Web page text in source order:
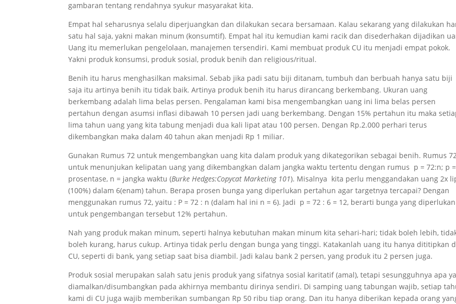
gambaran tentang rendahnya syukur masyarakat kita.
Empat hal seharusnya selalu diperjuangkan dan dilakukan secara bersamaan. Kalau sekarang yang dilakukan
satu hal saja, yakni makan minum (konsumtif). Empat hal itu kemudian kami racik dan disederhakan dijadikan
Uang itu memerlukan pengelolaan, manajemen tersendiri. Kami membuat produk CU itu menjadi empat pokok.
Yakni produk konsumsi, produk sosial, produk benih dan religious/ritual.
Benih itu harus menghasilkan maksimal. Sebab jika padi satu biji ditanam, tumbuh dan berbuah hanya satu biji
saja itu artinya benih itu tidak baik. Artinya produk benih itu harus dirancang berkembang. Ukuran uang
berkembang adalah lima belas persen. Pengalaman kami bisa mengembangkan uang ini lima belas persen
pertahun dengan asumsi inflasi dibawah 10 persen jadi uang berkembang. Dengan 15% pertahun itu maka
lima tahun uang yang kita tabung menjadi dua kali lipat atau 100 persen. Dengan Rp.2.000 perhari terus
dikembangkan maka dalam 40 tahun akan menjadi Rp 1 miliar.
Gunakan Rumus 72 untuk mengembangkan uang kita dalam produk yang dikategorikan sebagai benih. Rumus
untuk menunjukan kelipatan uang yang dikembangkan dalam jangka waktu tertentu dengan rumus p = 72:n; p =
prosentase, n = jangka waktu (Burke Hedges:Copycat Marketing 101). Misalnya kita perlu menggandakan uang 2x
(100%) dalam 6(enam) tahun. Berapa prosen bunga yang diperlukan pertahun agar targetnya tercapai? Dengan
menggunakan rumus 72, yaitu : P = 72 : n (dalam hal ini n = 6). Jadi p = 72 : 6 = 12, berarti bunga yang diperlukan
untuk pengembangan tersebut 12% pertahun.
Nah yang produk makan minum, seperti halnya kebutuhan makan minum kita sehari-hari; tidak boleh lebih,
boleh kurang, harus cukup. Artinya tidak perlu dengan bunga yang tinggi. Katakanlah uang itu hanya dititipkan
CU, seperti di bank, yang setiap saat bisa diambil. Jadi kalau bank 2 persen, yang produk itu 2 persen juga.
Produk sosial merupakan salah satu jenis produk yang sifatnya sosial karitatif (amal), tetapi sesungguhnya apa
diamalkan/disumbangkan pada akhirnya membantu dirinya sendiri. Di samping uang tabungan wajib, setiap
kami di CU juga wajib memberikan sumbangan Rp 50 ribu tiap orang. Dan itu hanya diberikan kepada orang